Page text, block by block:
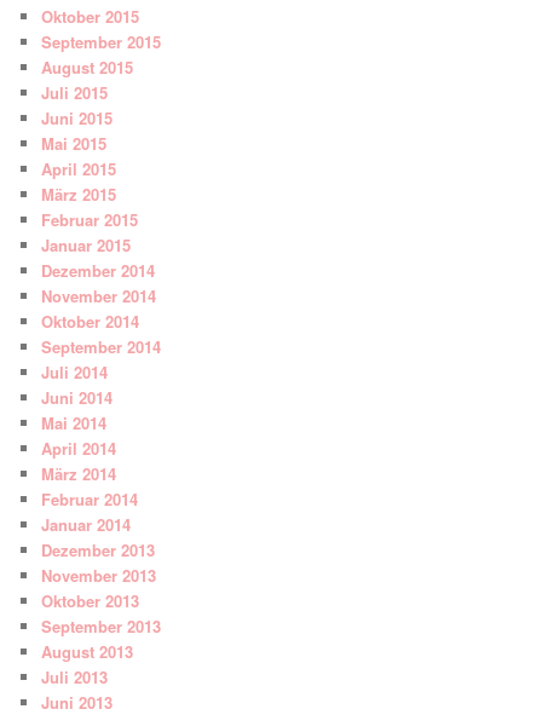
Oktober 2015
September 2015
August 2015
Juli 2015
Juni 2015
Mai 2015
April 2015
März 2015
Februar 2015
Januar 2015
Dezember 2014
November 2014
Oktober 2014
September 2014
Juli 2014
Juni 2014
Mai 2014
April 2014
März 2014
Februar 2014
Januar 2014
Dezember 2013
November 2013
Oktober 2013
September 2013
August 2013
Juli 2013
Juni 2013